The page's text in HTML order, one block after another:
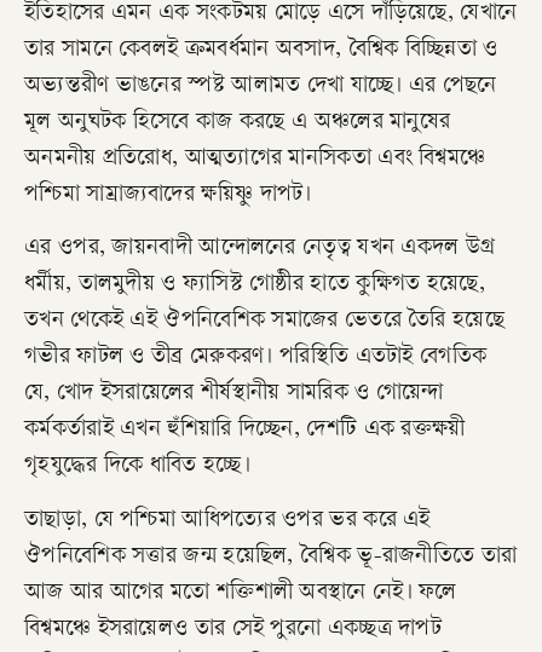
ইতিহাসের এমন এক সংকটময় মোড়ে এসে দাঁড়িয়েছে, যেখানে
তার সামনে কেবলই ক্রমবর্ধমান অবসাদ, বৈশ্বিক বিচ্ছিন্নতা ও
অভ্যন্তরীণ ভাঙনের স্পষ্ট আলামত দেখা যাচ্ছে। এর পেছনে
মূল অনুঘটক হিসেবে কাজ করছে এ অঞ্চলের মানুষের
অনমনীয় প্রতিরোধ, আত্মত্যাগের মানসিকতা এবং বিশ্বমঞ্চে
পশ্চিমা সাম্রাজ্যবাদের ক্ষয়িষ্ণু দাপট।
এর ওপর, জায়নবাদী আন্দোলনের নেতৃত্ব যখন একদল উগ্র
ধর্মীয়, তালমুদীয় ও ফ্যাসিস্ট গোষ্ঠীর হাতে কুক্ষিগত হয়েছে,
তখন থেকেই এই ঔপনিবেশিক সমাজের ভেতরে তৈরি হয়েছে
গভীর ফাটল ও তীব্র মেরুকরণ। পরিস্থিতি এতটাই বেগতিক
যে, খোদ ইসরায়েলের শীর্ষস্থানীয় সামরিক ও গোয়েন্দা
কর্মকর্তারাই এখন হুঁশিয়ারি দিচ্ছেন, দেশটি এক রক্তক্ষয়ী
গৃহযুদ্ধের দিকে ধাবিত হচ্ছে।
তাছাড়া, যে পশ্চিমা আধিপত্যের ওপর ভর করে এই
ঔপনিবেশিক সত্তার জন্ম হয়েছিল, বৈশ্বিক ভূ-রাজনীতিতে তারা
আজ আর আগের মতো শক্তিশালী অবস্থানে নেই। ফলে
বিশ্বমঞ্চে ইসরায়েলও তার সেই পুরনো একচ্ছত্র দাপট